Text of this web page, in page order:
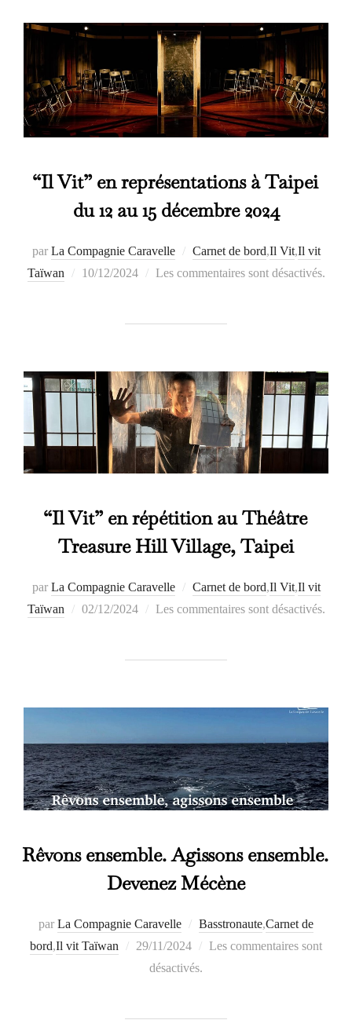
“Il Vit” en représentations à Taipei
du 12 au 15 décembre 2024
par La Compagnie Caravelle Carnet de bord,Il Vit,Il vit
Taïwan
Publié
10/12/2024 Les commentaires sont désactivés.
“Il Vit” en répétition au Théâtre
Treasure Hill Village, Taipei
par La Compagnie Caravelle Carnet de bord,Il Vit,Il vit
Taïwan
Publié
02/12/2024 Les commentaires sont désactivés.
Rêvons ensemble. Agissons ensemble.
Devenez Mécène
par La Compagnie Caravelle Basstronaute,Carnet de
bord,Il vit Taïwan
Publié
29/11/2024
Les commentaires sont
désactivés.